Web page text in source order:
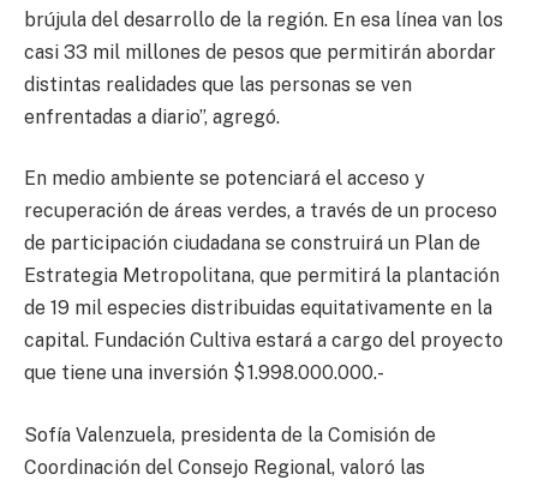
brújula del desarrollo de la región. En esa línea van los
casi 33 mil millones de pesos que permitirán abordar
distintas realidades que las personas se ven
enfrentadas a diario”, agregó.
En medio ambiente se potenciará el acceso y
recuperación de áreas verdes, a través de un proceso
de participación ciudadana se construirá un Plan de
Estrategia Metropolitana, que permitirá la plantación
de 19 mil especies distribuidas equitativamente en la
capital. Fundación Cultiva estará a cargo del proyecto
que tiene una inversión $ 1.998.000.000.-
Sofía Valenzuela, presidenta de la Comisión de
Coordinación del Consejo Regional, valoró las